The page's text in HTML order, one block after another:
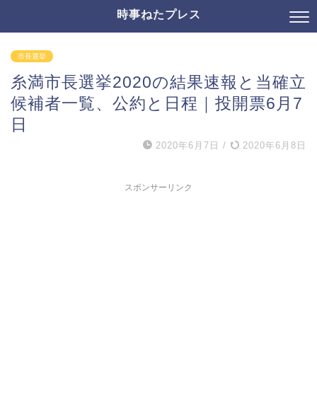
時事ねたプレス
市長選挙
糸満市長選挙2020の結果速報と当確立
候補者一覧、公約と日程｜投開票6月7
日
2020年6月7日 / 2020年6月8日
スポンサーリンク